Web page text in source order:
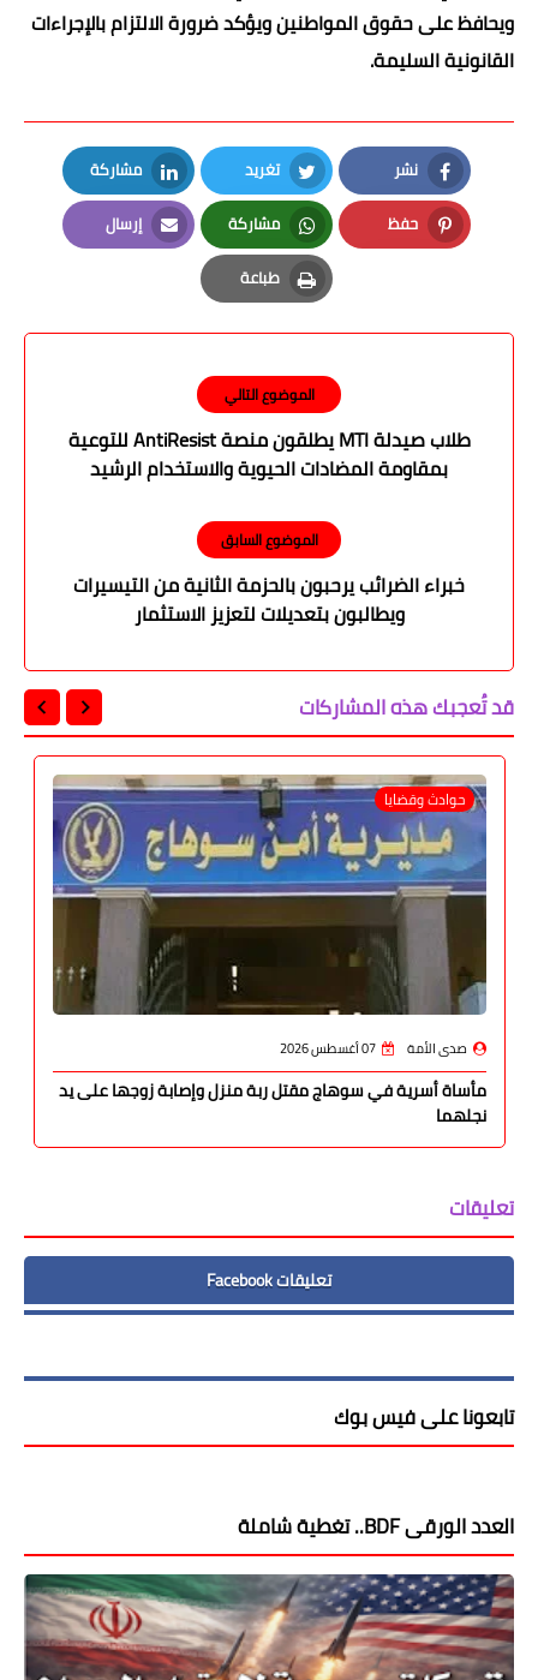
ويحافظ على حقوق المواطنين ويؤكد ضرورة الالتزام بالإجراءات
القانونية السليمة.
نشر
Facebook
تغريد
Twitter
مشاركة
LinkedIn
حفظ
Pinterest
مشاركة
Whatsapp
إرسال
Email
طباعة
Print
الموضوع التالي
طلاب صيدلة MTI يطلقون منصة AntiResist للتوعية
بمقاومة المضادات الحيوية والاستخدام الرشيد
الموضوع السابق
خبراء الضرائب يرحبون بالحزمة الثانية من التيسيرات
ويطالبون بتعديلات لتعزيز الاستثمار
قد تُعجبك هذه المشاركات
حوادث وقضايا
صدى الأمة 07 أغسطس 2026
مأساة أسرية في سوهاج مقتل ربة منزل وإصابة زوجها على يد
نجلهما
تعليقات
تعليقات Facebook
تابعونا على فيس بوك
العدد الورقى BDF.. تغطية شاملة